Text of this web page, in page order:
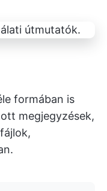
formában is
megjegyzések,